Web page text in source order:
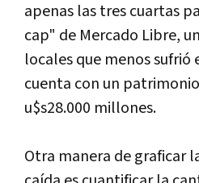
apenas las tres cuartas
cap" de Mercado Libre,
locales que menos sufrió
cuenta con un
u$s28.000 millones.
Otra manera de graficar